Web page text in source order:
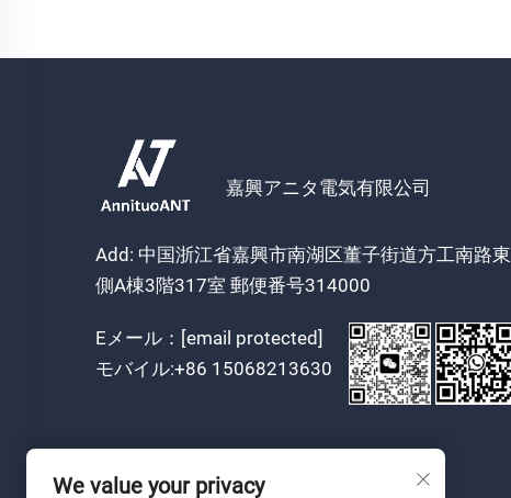
嘉興アニタ電気有限公司
Add: 中国浙江省嘉興市南湖区董子街道方工南路東
側A棟3階317室 郵便番号314000
Eメール： [email protected]
モバイル:+86 15068213630
We value your privacy